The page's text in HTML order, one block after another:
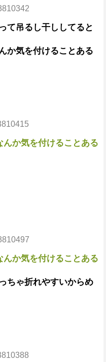
て吊るし干ししてると
か気を付けることある
か気を付けることある
か気を付けることある
ちゃ折れやすいからめ